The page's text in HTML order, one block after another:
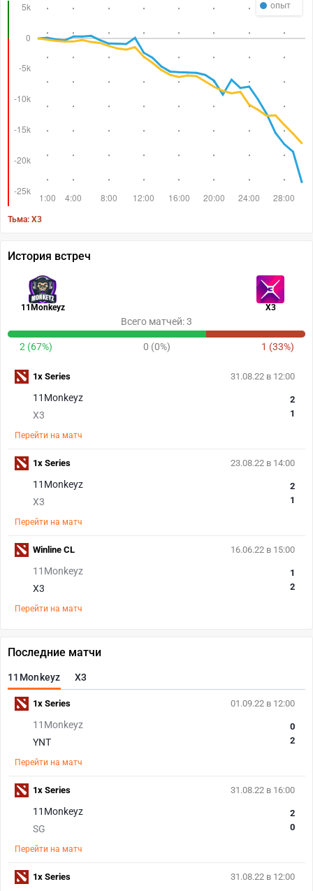
опыт
Тьма: X3
История встреч
11Monkeyz X3
Всего матчей: 3
2 (67%) 0 (0%) 1 (33%)
31.08.22 в 12:00
11Monkeyz
X3
2
1
Перейти на матч
1x Series
23.08.22 в 14:00
11Monkeyz
X3
2
1
Перейти на матч
1x Series
16.06.22 в 15:00
11Monkeyz
X3
1
2
Перейти на матч
Winline CL
Последние матчи
11Monkeyz X3
01.09.22 в 12:00
11Monkeyz
YNT
0
2
Перейти на матч
1x Series
31.08.22 в 16:00
11Monkeyz
SG
2
0
Перейти на матч
1x Series
31.08.22 в 12:00
1x Series